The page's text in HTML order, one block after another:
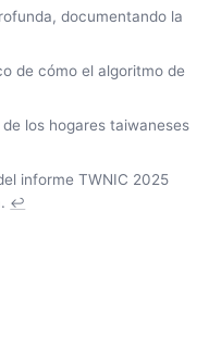
documentando la
de cómo el algoritmo de
los hogares taiwaneses
informe TWNIC 2025
↩